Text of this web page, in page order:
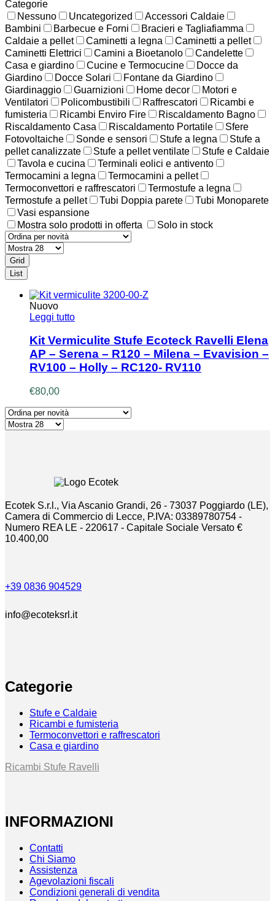
Categorie
Nessuno
Uncategorized
Accessori Caldaie
Bambini
Barbecue e Forni
Bracieri e Tagliafiamma
Caldaie a pellet
Caminetti a legna
Caminetti a pellet
Caminetti Elettrici
Camini a Bioetanolo
Candelette
Casa e giardino
Cucine e Termocucine
Docce da
Giardino
Docce Solari
Fontane da Giardino
Giardinaggio
Guarnizioni Home decor
Motori e
Ventilatori
Policombustibili Raffrescatori
Ricambi e
fumisteria
Ricambi Enviro Fire
Riscaldamento Bagno
Riscaldamento Casa
Riscaldamento Portatile
Sfere
Fotovoltaiche
Sonde e sensori Stufe a legna
Stufe a
pellet canalizzate
Stufe a pellet ventilate
Stufe e Caldaie
Tavola e cucina
Terminali eolici e antivento
Termocamini a legna
Termocamini a pellet
Termoconvettori e raffrescatori
Termostufe a legna
Termostufe a pellet
Tubi Doppia parete
Tubi Monoparete
Vasi espansione
Mostra solo prodotti in offerta
Solo in stock
Grid
List
Nuovo
Leggi tutto
Kit Vermiculite Stufe Ecoteck Ravelli Elena
AP – Serena – R120 – Milena – Evavision –
RV100 – Holly – RC120- RV110
€80,00
Ecotek S.r.l., Via Ascanio Grandi, 26 - 73037 Poggiardo (LE),
Camera di Commercio di Lecce, P.IVA: 03389780754 -
Numero REA LE - 220617 - Capitale Sociale Versato €
10.400,00
+39 0836 904529
info@ecoteksrl.it
Categorie
Stufe e Caldaie
Ricambi e fumisteria
Termoconvettori e raffrescatori
Casa e giardino
Ricambi Stufe Ravelli
INFORMAZIONI
Contatti
Chi Siamo
Assistenza
Agevolazioni fiscali
Condizioni generali di vendita